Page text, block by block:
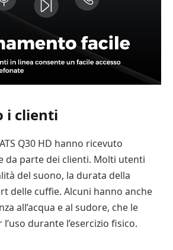
i clienti
Q30 HD hanno ricevuto
da parte dei clienti. Molti utenti
del suono, la durata della
delle cuffie. Alcuni hanno anche
all’acqua e al sudore, che le
durante l’esercizio fisico.